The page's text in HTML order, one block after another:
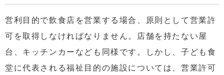
営利目的で飲食店を営業する場合、原則として営業許
可を取得しなければなりません。店舗を持たない屋
台、キッチンカーなども同様です。しかし、子ども食
堂に代表される福祉目的の施設については、営業許可